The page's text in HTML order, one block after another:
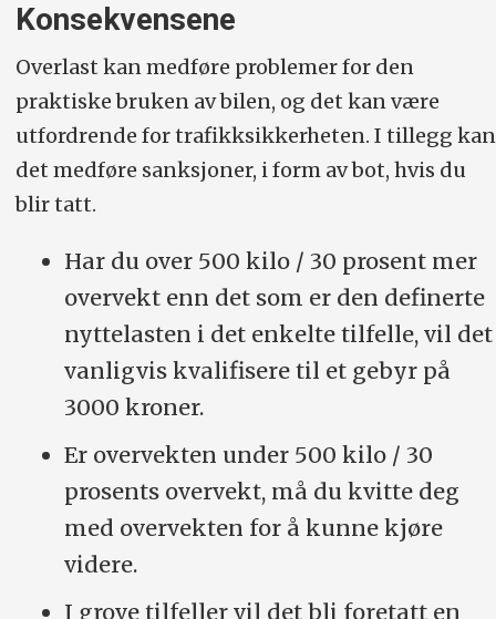
Konsekvensene
Overlast kan medføre problemer for den
praktiske bruken av bilen, og det kan være
utfordrende for trafikk­sikkerheten. I tillegg kan
det medføre sanksjoner, i form av bot, hvis du
blir tatt.
Har du over 500 kilo / 30 prosent mer
overvekt enn det som er den definerte
nyttelasten i det enkelte tilfelle, vil det
vanligvis kvalifisere til et gebyr på
3000 kroner.
Er overvekten under 500 kilo / 30
prosents overvekt, må du kvitte deg
med overvekten for å kunne kjøre
videre.
I grove tilfeller vil det bli foretatt en